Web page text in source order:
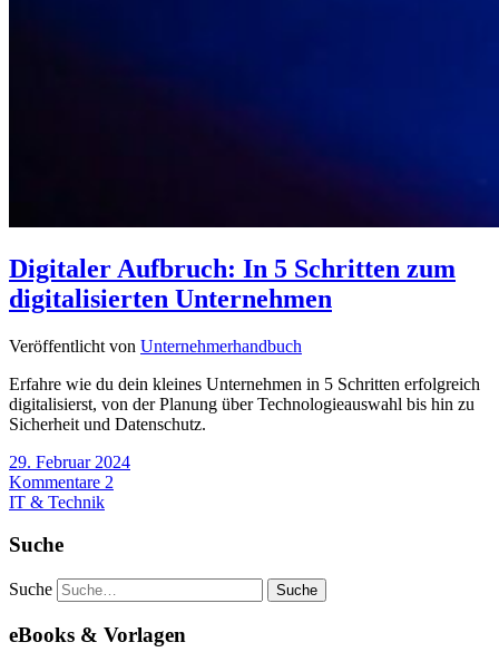
Digitaler Aufbruch: In 5 Schritten zum
digitalisierten Unternehmen
Veröffentlicht von Unternehmerhandbuch
Erfahre wie du dein kleines Unternehmen in 5 Schritten erfolgreich
digitalisierst, von der Planung über Technologieauswahl bis hin zu
Sicherheit und Datenschutz.
29. Februar 2024
Kommentare 2
IT & Technik
Suche
Suche
eBooks & Vorlagen